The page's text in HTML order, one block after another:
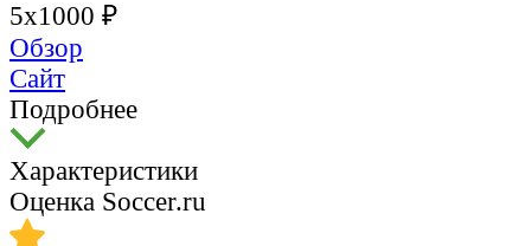
5х1000 ₽
Обзор
Сайт
Подробнее
Характеристики
Оценка Soccer.ru